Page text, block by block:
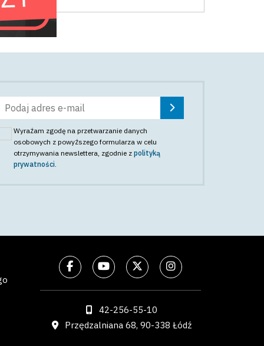
Wyrażam zgodę na przetwarzanie danych
osobowych z powyższego formularza w celu
otrzymywania newslettera , zgodnie z polityką
prywatności
42-256-55-10
Przędzalniana 68, 90-338 Łódź